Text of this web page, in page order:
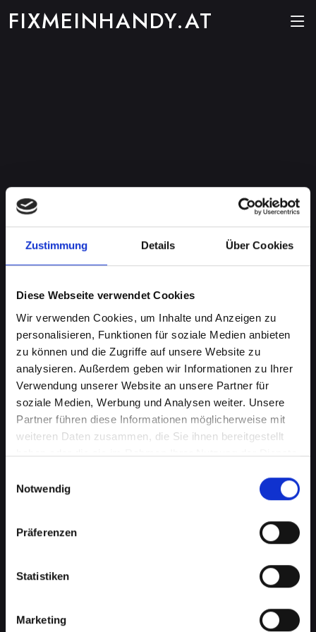
Zustimmung Details Über Cookies
Diese Webseite verwendet Cookies
Wir verwenden Cookies, um Inhalte und Anzeigen zu
personalisieren, Funktionen für soziale Medien anbieten
zu können und die Zugriffe auf unsere Website zu
analysieren. Außerdem geben wir Informationen zu Ihrer
Verwendung unserer Website an unsere Partner für
soziale Medien, Werbung und Analysen weiter. Unsere
Partner führen diese Informationen möglicherweise mit
weiteren Daten zusammen, die Sie ihnen bereitgestellt
haben oder die sie im Rahmen Ihrer Nutzung der Dienste
Notwendig
Präferenzen
Statistiken
Marketing
FIXMEINHANDY.AT
Lautsprecherprobleme bei
Ihrem IPHONE-13 in Absam?
Wir haben die Lösung
Probleme mit dem Lautsprecher können von
verzerrtem Klang bis hin zu vollständigem
beeinträchtigen nicht nur das Musikhören oder
das Ansehen von Videos, sondern können